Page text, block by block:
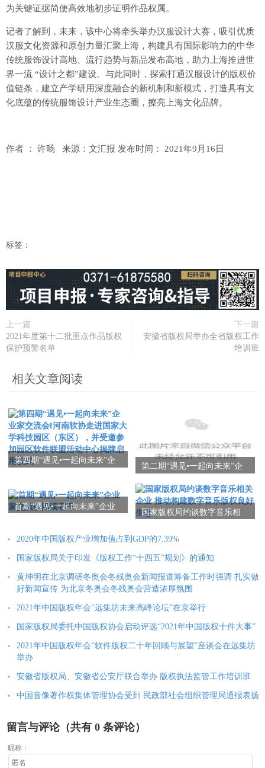
为关键证据简便高效地初步证明作品权属。
记者了解到，未来，该中心将牵头举办汉服设计大赛，吸引优质
汉服文化资源和原创力量汇聚上海，构建具有国际影响力的中华
传统服饰设计高地、流行趋势与新品发布高地，助力上海推进世
界一流 “设计之都”建设。与此同时，探索打通汉服设计的版权价
值链条，建立产学研用深度融合的新机制和新模式，打造具有文
化底蕴的传统服饰设计产业生态圈，擦亮上海文化品牌。
作者 ： 许旸 来源：文汇报 发布时间： 2021年9月16日
标签：
上一篇
2021年度第十二批重点作品版权
保护预警名单
下一篇
安徽省版权局举办全省版权工作
培训班
相关文章阅读
第四期“遇见•一起向未来”企
并受邀参加园区软件联盟活
动中心揭牌启用仪式
第二期“遇见•一起向未来”企
首期“遇见•一起向未来”企业
国家版权局约谈数字音乐相
权良好生态
2020年中国版权产业增加值占到GDP的7.39%
国家版权局关于印发《版权工作“十四五”规划》的通知
黄坤明在北京调研冬奥会冬残奥会新闻报道筹备工作时强调 扎实做
好新闻宣传 为北京冬奥会冬残奥会营造浓厚氛围
2021年中国版权年会“远集坊未来高峰论坛”在京举行
国家版权局委托中国版权协会启动评选“2021年中国版权十件大事”
2021年中国版权年会“软件版权二十年回顾与展望”座谈会在远集坊
举办
安徽省版权局、安徽省公安厅联合举办 版权执法监管工作培训班
中国音像著作权集体管理协会受到 民政部社会组织管理局通报表扬
留言与评论（共有 0 条评论）
昵称：